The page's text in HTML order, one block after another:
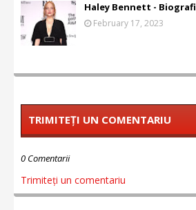
Haley Bennett -
February 17, 2023
TRIMITEȚI UN COMENTARIU
0 Comentarii
Trimiteți un comentariu